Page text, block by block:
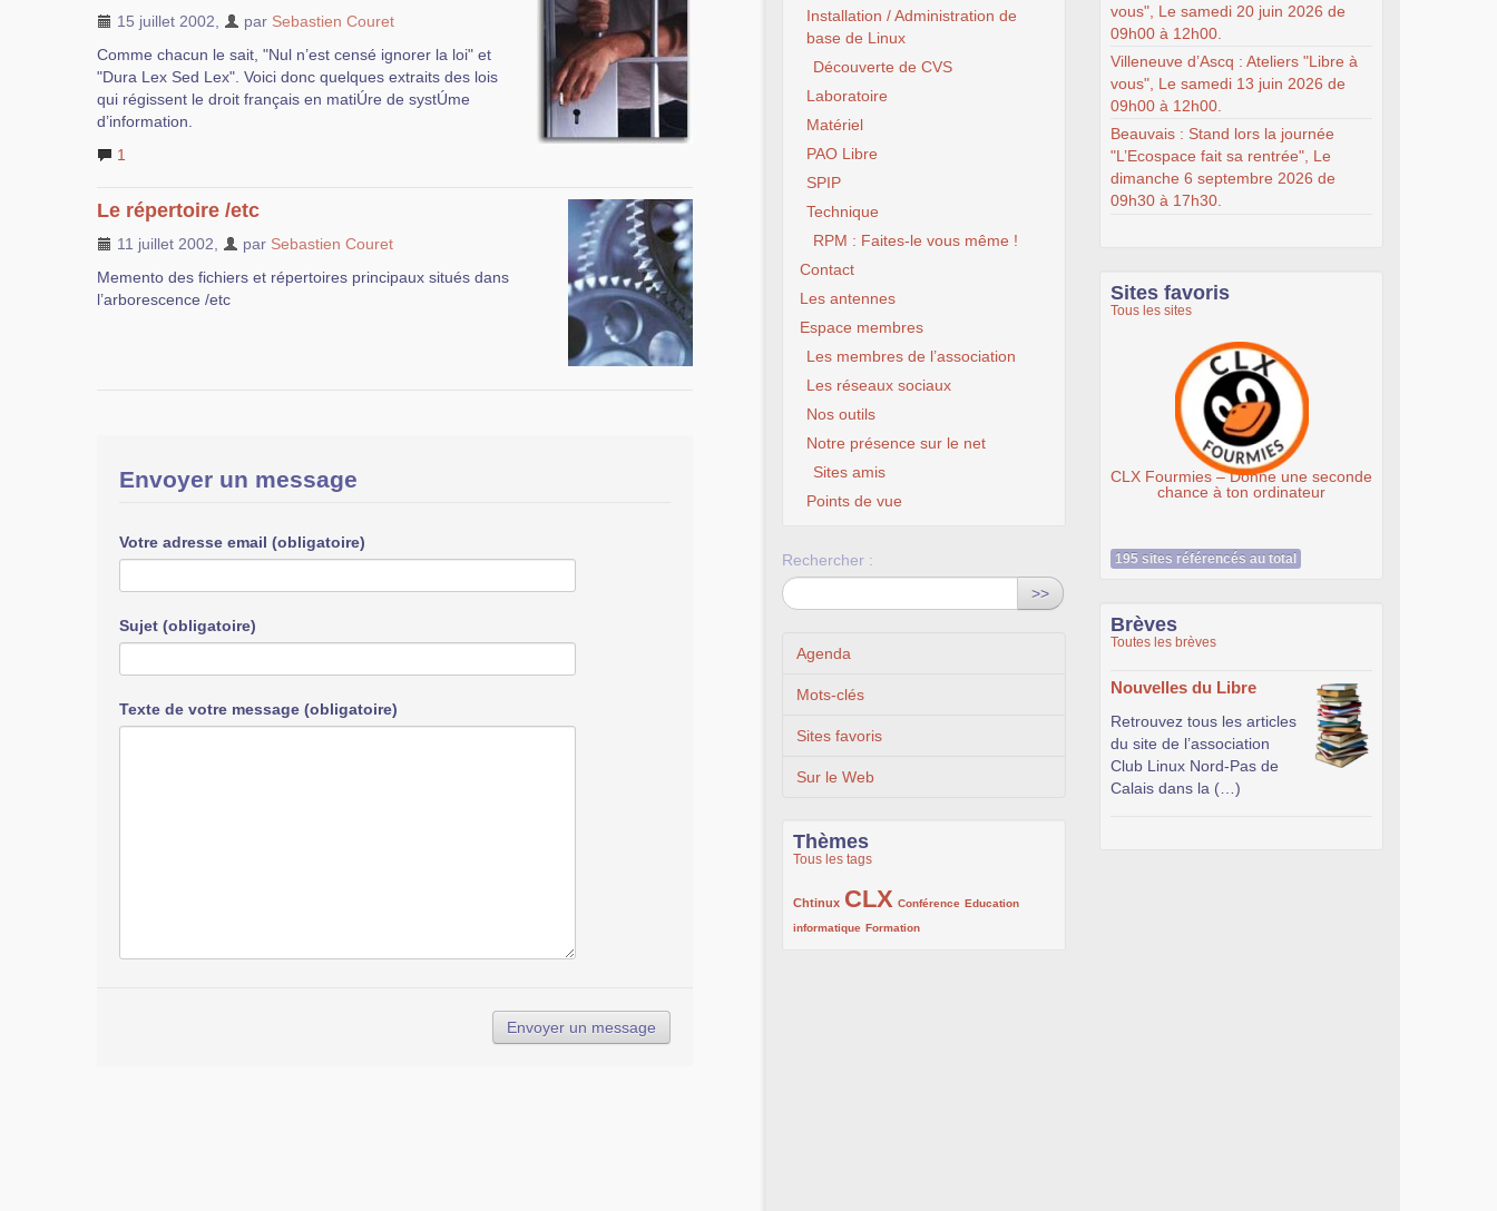
15 juillet 2002 par Sebastien Couret
Comme chacun le sait, "Nul n’est censé ignorer la loi" et
"Dura Lex Sed Lex". Voici donc quelques extraits des lois
qui régissent le droit français en matiÚre de systÚme
d’information.
1
Le répertoire /etc
11 juillet 2002 par Sebastien Couret
Memento des fichiers et répertoires principaux situés dans
l’arborescence /etc
Envoyer un message
Votre adresse email (obligatoire)
Sujet (obligatoire)
Texte de votre message (obligatoire)
Installation / Administration de
base de Linux
Découverte de CVS
Laboratoire
Matériel
PAO Libre
SPIP
Technique
RPM : Faites-le vous même !
Contact
Les antennes
Espace membres
Les membres de l’association
Les réseaux sociaux
Nos outils
Notre présence sur le net
Sites amis
Points de vue
Rechercher :
>>
Agenda
Mots-clés
Sites favoris
Sur le Web
Thèmes
Tous les tags
Chtinux
222/1002CLX
1002/1002 Conférence
132/1002
Education
informatique
119/1002 Formation
168/1002
vous", Le samedi 20 juin 2026 de
09h00 à 12h00.
Villeneuve d’Ascq : Ateliers "Libre à
vous", Le samedi 13 juin 2026 de
09h00 à 12h00.
Beauvais : Stand lors la journée
"L’Ecospace fait sa rentrée", Le
dimanche 6 septembre 2026 de
09h30 à 17h30.
Sites favoris
Tous les sites
CLX Fourmies – Donne une seconde
chance à ton ordinateur
195 sites référencés au total
Brèves
Toutes les brèves
Nouvelles du Libre
Retrouvez tous les articles
du site de l’association
Club Linux Nord-Pas de
Calais dans la (…)